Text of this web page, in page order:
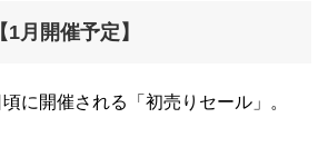
月開催予定】
に開催される「初売りセール」。